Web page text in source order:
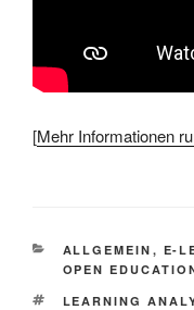
[Mehr Informationen
KATEGORIEN
ALLGEMEIN , E-
OPEN
SCHLAGWÖRTER
LEARNING